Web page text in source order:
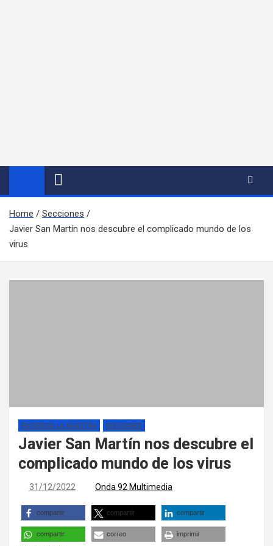
Home
Secciones
Javier San Martín nos descubre el complicado mundo de los
virus
PACIENCIA LA NUESTRA SECCIONES
Javier San Martín nos descubre el
complicado mundo de los virus
31/12/2022 Onda 92 Multimedia
compartir compartir compartir
compartir correo imprimir